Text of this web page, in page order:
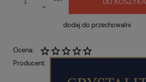
DO KOSZYKA
dodaj do przechowalni
Ocena:
Producent: